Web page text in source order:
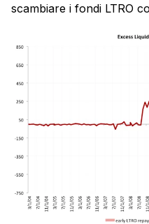
scambiare i fondi LTRO